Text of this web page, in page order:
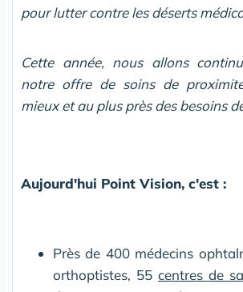
pour lutter contre les déserts
Cette année, nous allons
notre offre de soins de
mieux et au plus près des besoins
Aujourd'hui Point Vision, c'est :
Près de 400 médecins
orthoptistes, 55 centres de